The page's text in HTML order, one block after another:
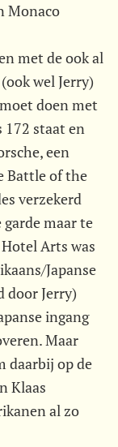
Monaco
met de ook al
wel Jerry)
doen met
172 staat en
een
Battle of the
verzekerd
maar te
Arts was
Japanse
door Jerry)
ingang
Maar
daarbij op de
Klaas
al zo